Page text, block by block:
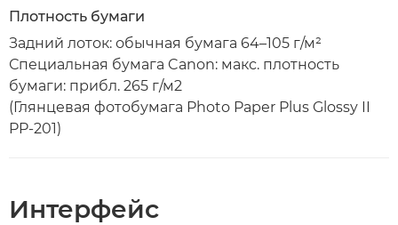
Плотность бумаги
Задний лоток: обычная бумага 64–105 г/м²
Специальная бумага Canon: макс. плотность
бумаги: прибл. 265 г/м2
(Глянцевая фотобумага Photo Paper Plus Glossy II
PP-201)
Интерфейс